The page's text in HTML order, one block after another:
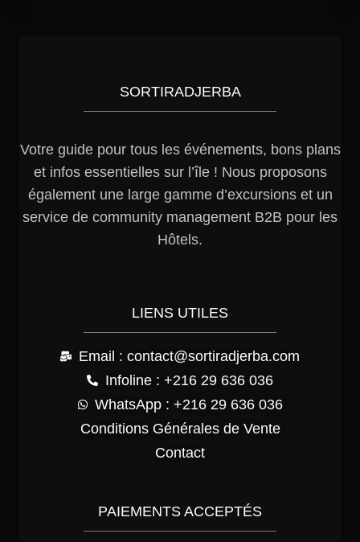
SORTIRADJERBA
Votre guide pour tous les événements, bons plans
et infos essentielles sur l’île ! Nous proposons
également une large gamme d’excursions et un
service de community management B2B pour les
Hôtels.
LIENS UTILES
Email : contact@sortiradjerba.com
Infoline : +216 29 636 036
WhatsApp : +216 29 636 036
Conditions Générales de Vente
Contact
PAIEMENTS ACCEPTÉS